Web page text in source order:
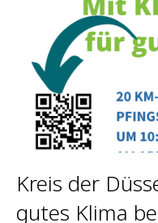
Kreis der
gutes Klima